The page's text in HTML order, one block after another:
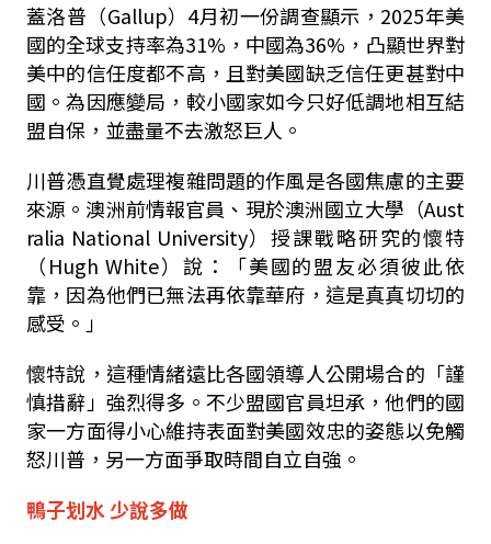
蓋洛普（Gallup） 4月初一份調查顯示， 2025年美
國的全球支持率為31% ，中國為36% ，凸顯世界對
美中的信任度都不高，且對美國缺乏信任更甚對中
國。為因應變局，較小國家如今只好低調地相互結
盟自保，並盡量不去激怒巨人。
川普憑直覺處理複雜問題的作風是各國焦慮的主要
來源。澳洲前情報官員、現於澳洲國立大學（Aust
ralia National University）授課戰略研究的懷特
（Hugh White）說：「美國的盟友必須彼此依
靠，因為他們已無法再依靠華府，這是真真切切的
感受。」
懷特說，這種情緒遠比各國領導人公開場合的「謹
慎措辭」強烈得多。不少盟國官員坦承，他們的國
家一方面得小心維持表面對美國效忠的姿態以免觸
怒川普，另一方面爭取時間自立自強。
鴨子划水少說多做